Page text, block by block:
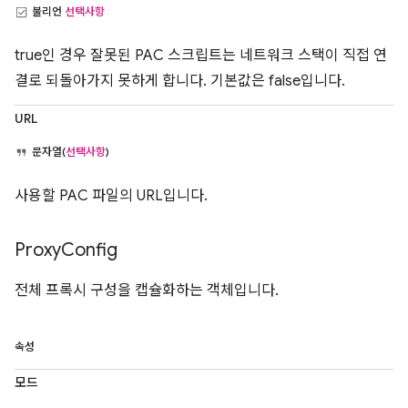
불리언 선택사항
true인 경우 잘못된 PAC 스크립트는 네트워크 스택이 직접 연
결로 되돌아가지 못하게 합니다. 기본값은 false입니다.
URL
문자열(선택사항)
사용할 PAC 파일의 URL입니다.
ProxyConfig
전체 프록시 구성을 캡슐화하는 객체입니다.
속성
모드